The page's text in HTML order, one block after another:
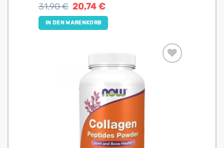
31,90€ Ursprünglicher
Preis
war:
31,90 €
20,74€Aktueller
ist:
IN DEN WARENKORB